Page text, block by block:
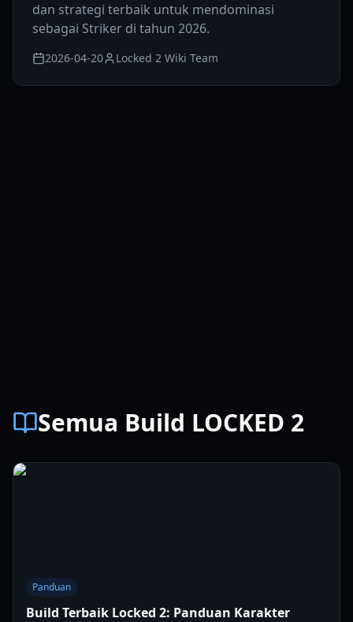
dan strategi terbaik untuk mendominasi
sebagai Striker di tahun 2026.
2026-04-20 Locked 2 Wiki Team
Semua Build LOCKED 2
Panduan
Build Terbaik Locked 2: Panduan Karakter